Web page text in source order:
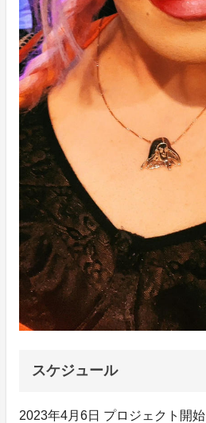
スケジュール
2023年4月6日 プロジェクト開始